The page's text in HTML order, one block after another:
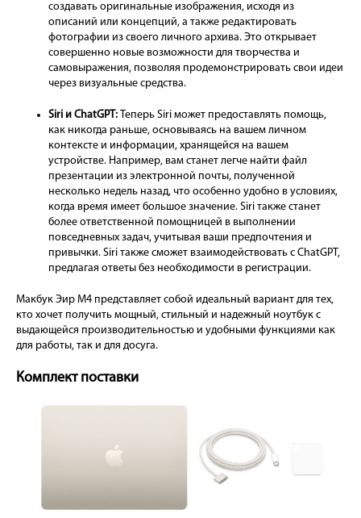
создавать оригинальные изображения, исходя из
описаний или концепций, а также редактировать
фотографии из своего личного архива. Это открывает
совершенно новые возможности для творчества и
самовыражения, позволяя продемонстрировать свои идеи
через визуальные средства.
Siri и ChatGPT: Теперь Siri может предоставлять помощь,
как никогда раньше, основываясь на вашем личном
контексте и информации, хранящейся на вашем
устройстве. Например, вам станет легче найти файл
презентации из электронной почты, полученной
несколько недель назад, что особенно удобно в условиях,
когда время имеет большое значение. Siri также станет
более ответственной помощницей в выполнении
повседневных задач, учитывая ваши предпочтения и
привычки. Siri также сможет взаимодействовать с ChatGPT,
предлагая ответы без необходимости в регистрации.
Макбук Эир М4 представляет собой идеальный вариант для тех,
кто хочет получить мощный, стильный и надежный ноутбук с
выдающейся производительностью и удобными функциями как
для работы, так и для досуга.
Комплект поставки